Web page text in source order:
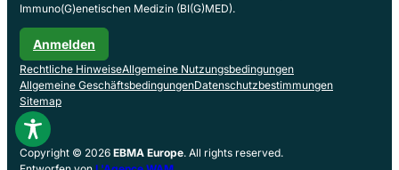
Immuno(G)enetischen Medizin (BI(G)MED).
Anmelden
Rechtliche HinweiseAllgemeine Nutzungsbedingungen
Allgemeine GeschäftsbedingungenDatenschutzbestimmungen
Sitemap
Copyright © 2026 EBMA Europe. All rights reserved.